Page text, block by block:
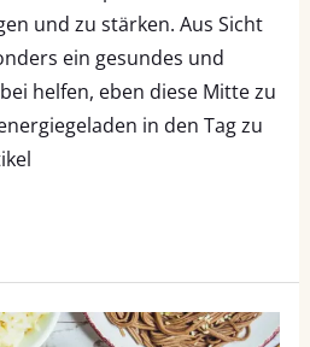
und zu stärken. Aus Sicht
ein gesundes und
helfen, eben diese Mitte zu
in den Tag zu